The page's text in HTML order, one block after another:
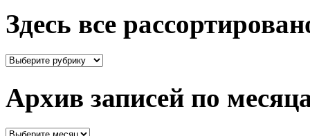
Здесь все
Здесь
Архив записей по
Архив